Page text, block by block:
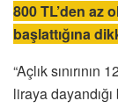
800 TL’den az
başlattığına
“Açlık
liraya